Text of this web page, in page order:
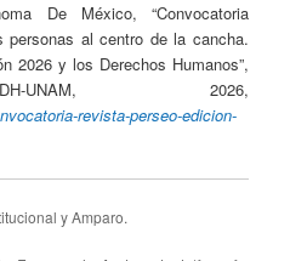
De México, “Convocatoria
al centro de la cancha.
2026 y los Derechos Humanos”,
UNAM, 2026,
revista-perseo-edicion-
y Amparo.